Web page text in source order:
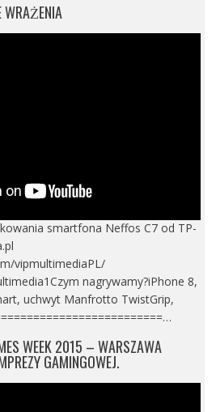
smartfona Neffos C7 od TP-
vipmultimediaPL/
nagrywamy?iPhone 8,
uchwyt Manfrotto TwistGrip,
WEEK 2015 – WARSZAWA
GAMINGOWEJ.